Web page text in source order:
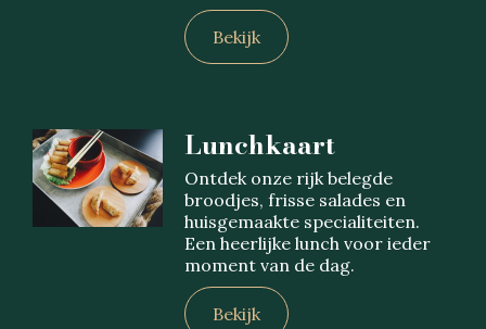
Bekijk
Lunchkaart
Ontdek onze rijk belegde
broodjes, frisse salades en
huisgemaakte specialiteiten.
Een heerlijke lunch voor ieder
moment van de dag.
Bekijk